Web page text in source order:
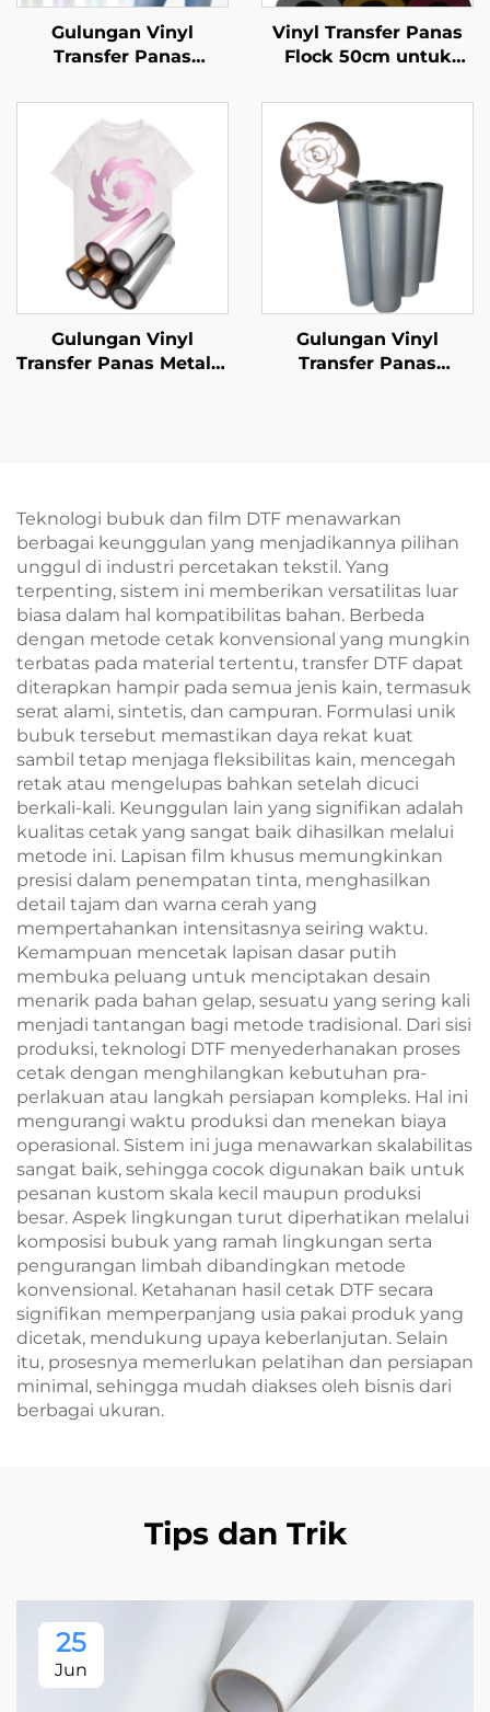
Gulungan Vinyl
Transfer Panas
Vinyl Transfer Panas
Flock 50cm untuk
Gulungan Vinyl
Transfer Panas Metalik
Gulungan Vinyl
Transfer Panas
Teknologi bubuk dan film DTF menawarkan
berbagai keunggulan yang menjadikannya pilihan
unggul di industri percetakan tekstil. Yang
terpenting, sistem ini memberikan versatilitas luar
biasa dalam hal kompatibilitas bahan. Berbeda
dengan metode cetak konvensional yang mungkin
terbatas pada material tertentu, transfer DTF dapat
diterapkan hampir pada semua jenis kain, termasuk
serat alami, sintetis, dan campuran. Formulasi unik
bubuk tersebut memastikan daya rekat kuat
sambil tetap menjaga fleksibilitas kain, mencegah
retak atau mengelupas bahkan setelah dicuci
berkali-kali. Keunggulan lain yang signifikan adalah
kualitas cetak yang sangat baik dihasilkan melalui
metode ini. Lapisan film khusus memungkinkan
presisi dalam penempatan tinta, menghasilkan
detail tajam dan warna cerah yang
mempertahankan intensitasnya seiring waktu.
Kemampuan mencetak lapisan dasar putih
membuka peluang untuk menciptakan desain
menarik pada bahan gelap, sesuatu yang sering kali
menjadi tantangan bagi metode tradisional. Dari sisi
produksi, teknologi DTF menyederhanakan proses
cetak dengan menghilangkan kebutuhan pra-
perlakuan atau langkah persiapan kompleks. Hal ini
mengurangi waktu produksi dan menekan biaya
operasional. Sistem ini juga menawarkan skalabilitas
sangat baik, sehingga cocok digunakan baik untuk
pesanan kustom skala kecil maupun produksi
besar. Aspek lingkungan turut diperhatikan melalui
komposisi bubuk yang ramah lingkungan serta
pengurangan limbah dibandingkan metode
konvensional. Ketahanan hasil cetak DTF secara
signifikan memperpanjang usia pakai produk yang
dicetak, mendukung upaya keberlanjutan. Selain
itu, prosesnya memerlukan pelatihan dan persiapan
minimal, sehingga mudah diakses oleh bisnis dari
berbagai ukuran.
Tips dan Trik
25
Jun